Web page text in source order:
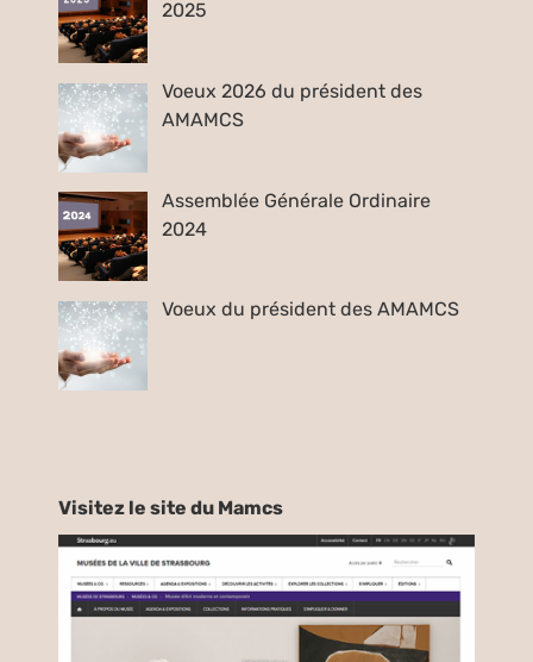
2025
Voeux 2026 du président des
AMAMCS
Assemblée Générale Ordinaire
2024
Voeux du président des AMAMCS
Visitez le site du Mamcs